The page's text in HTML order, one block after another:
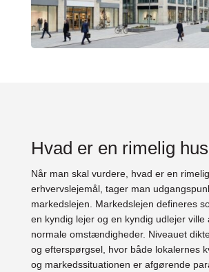
Hvad er en rimelig
Når man skal vurdere, hvad er en
erhvervslejemål, tager man
markedslejen. Markedslejen defineres
en kyndig lejer og en kyndig udlejer ville
normale omstændigheder. Niveauet
og efterspørgsel, hvor både lokalernes
og markedssituationen er afgørende